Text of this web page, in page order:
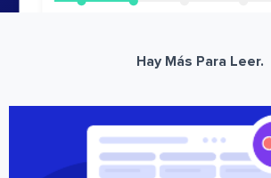
Hay Más Para Leer.